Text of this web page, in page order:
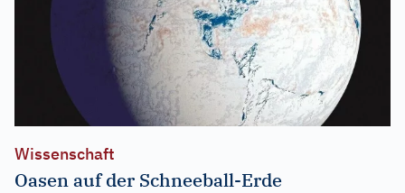
Wissenschaft
Oasen auf der Schneeball-Erde